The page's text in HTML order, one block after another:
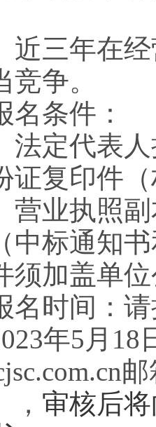
三年在经
争。
条件：
定代表人
证复印件
业执照副
中标通知
须加盖单
时间：请
23年5 月 18
审核后